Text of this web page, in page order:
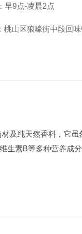
早9点-凌晨2点
桃山区狼嚎街中段回
及纯天然香料，它
生素B等多种营养成